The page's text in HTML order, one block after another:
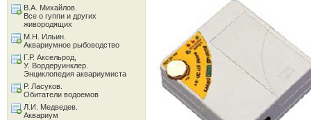
В.А. Михайлов.
Все о гуппи и других
живородящих
М.Н. Ильин.
Аквариумное рыбоводство
Г.Р. Аксельрод,
У. Вордеруинклер.
Энциклопедия аквариумиста
Р. Ласуков.
Обитатели водоемов
Л.И. Медведев.
Аквариум